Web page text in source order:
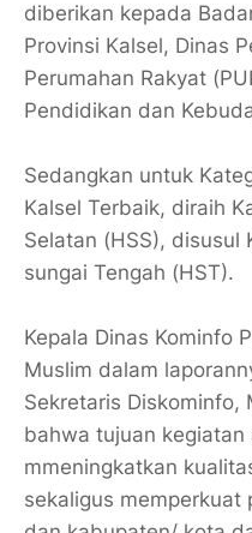
diberikan kepada
Provinsi Kalsel, Dinas
Perumahan Rakyat
Pendidikan dan
Sedangkan untuk
Kalsel Terbaik, diraih
Selatan (HSS), disusul
sungai Tengah (HST).
Kepala Dinas Kominfo
Muslim dalam
Sekretaris Diskominfo,
bahwa tujuan kegiatan
mmeningkatkan
sekaligus memperkuat